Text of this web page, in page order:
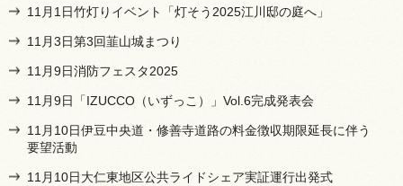
11月1日竹灯りイベント「灯そう2025江川邸の庭へ」
11月3日第3回韮山城まつり
11月9日消防フェスタ2025
11月9日「IZUCCO（いずっこ）」Vol.6完成発表会
11月10日伊豆中央道・修善寺道路の料金徴収期限延長に伴う
要望活動
11月10日大仁東地区公共ライドシェア実証運行出発式